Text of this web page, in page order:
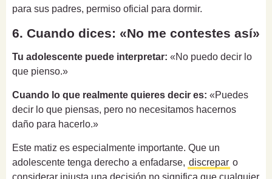
para sus padres, permiso oficial para dormir.
6. Cuando dices: «No me contestes así»
Tu adolescente puede interpretar: «No puedo decir lo
que pienso.»
Cuando lo que realmente quieres decir es: «Puedes
decir lo que piensas, pero no necesitamos hacernos
daño para hacerlo.»
Este matiz es especialmente importante. Que un
adolescente tenga derecho a enfadarse, discrepar o
considerar injusta una decisión no significa que cualquier